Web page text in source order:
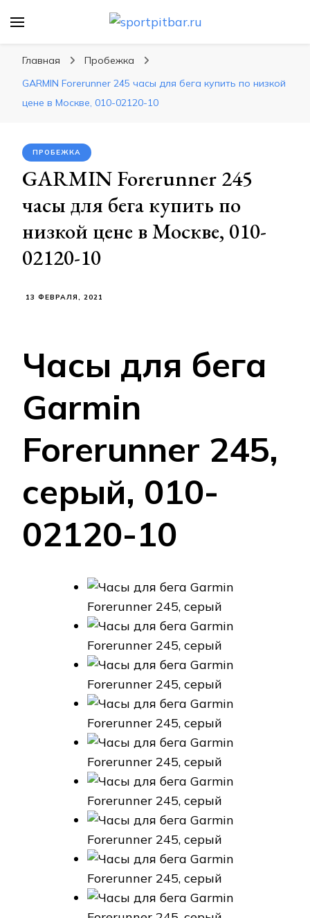
спортивных упражнения, правильные
диеты, программы тренировок
Главная
Пробежка
GARMIN Forerunner 245 часы для бега купить по низкой
цене в Москве, 010-02120-10
ПРОБЕЖКА
GARMIN Forerunner 245
часы для бега купить по
низкой цене в Москве, 010-
02120-10
13 ФЕВРАЛЯ, 2021
Часы для бега
Garmin
Forerunner 245,
серый, 010-
02120-10